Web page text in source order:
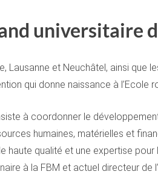
universitaire
Lausanne et Neuchâtel, ainsi que
qui donne naissance à l’Ecole
à coordonner le
humaines, matérielles et
haute qualité et une expertise
à la FBM et actuel directeur de